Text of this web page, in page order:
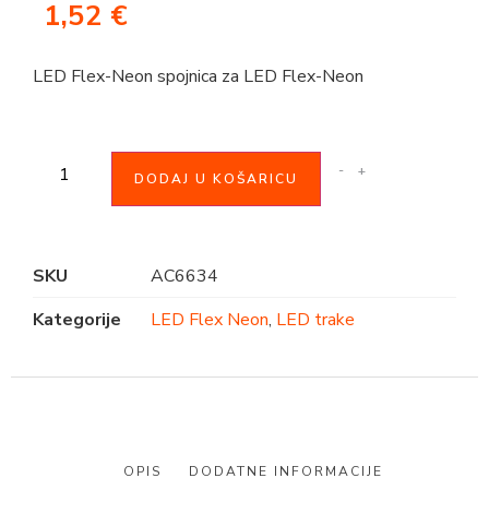
1,52 €
LED Flex-Neon spojnica za LED Flex-Neon
- +
DODAJ U KOŠARICU
SKU
AC6634
Kategorije
LED Flex Neon, LED trake
OPIS DODATNE INFORMACIJE